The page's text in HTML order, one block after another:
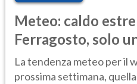
Meteo: caldo
Ferragosto, solo
Ecco dove
La tendenza meteo per il
prossima settimana,